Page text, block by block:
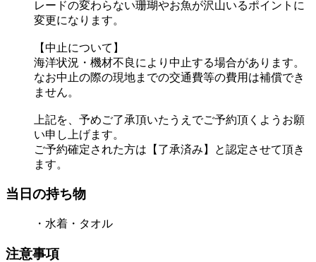
レードの変わらない珊瑚やお魚が沢山いるポイントに
変更になります。
【中止について】
海洋状況・機材不良により中止する場合があります。
なお中止の際の現地までの交通費等の費用は補償でき
ません。
上記を、予めご了承頂いたうえでご予約頂くようお願
い申し上げます。
ご予約確定された方は【了承済み】と認定させて頂き
ます。
当日の持ち物
・水着・タオル
注意事項